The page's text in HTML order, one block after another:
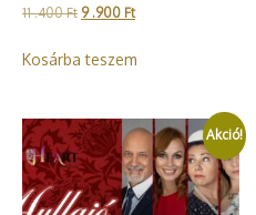
11 .400Ft 9 .900 Ft
Kosárba teszem
Akció!